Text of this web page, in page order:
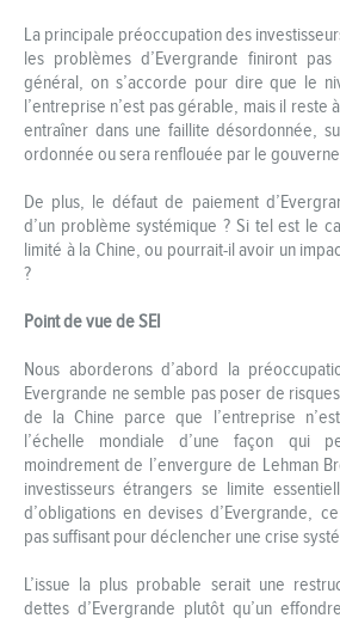
La principale préoccupation des
les problèmes d’Evergrande finiront
général, on s’accorde pour dire que le
l’entreprise n’est pas gérable, mais il reste
entraîner dans une faillite désordonnée,
ordonnée ou sera renflouée par le
De plus, le défaut de paiement
d’un problème systémique ? Si tel est le
limité à la Chine, ou pourrait-il avoir un
?
Point de vue de SEI
Nous aborderons d’abord la
Evergrande ne semble pas poser de
de la Chine parce que l’entreprise
l’échelle mondiale d’une façon qui
moindrement de l’envergure de Lehman
investisseurs étrangers se limite
d’obligations en devises d’Evergrande,
pas suffisant pour déclencher une crise
L’issue la plus probable serait une
dettes d’Evergrande plutôt qu’un